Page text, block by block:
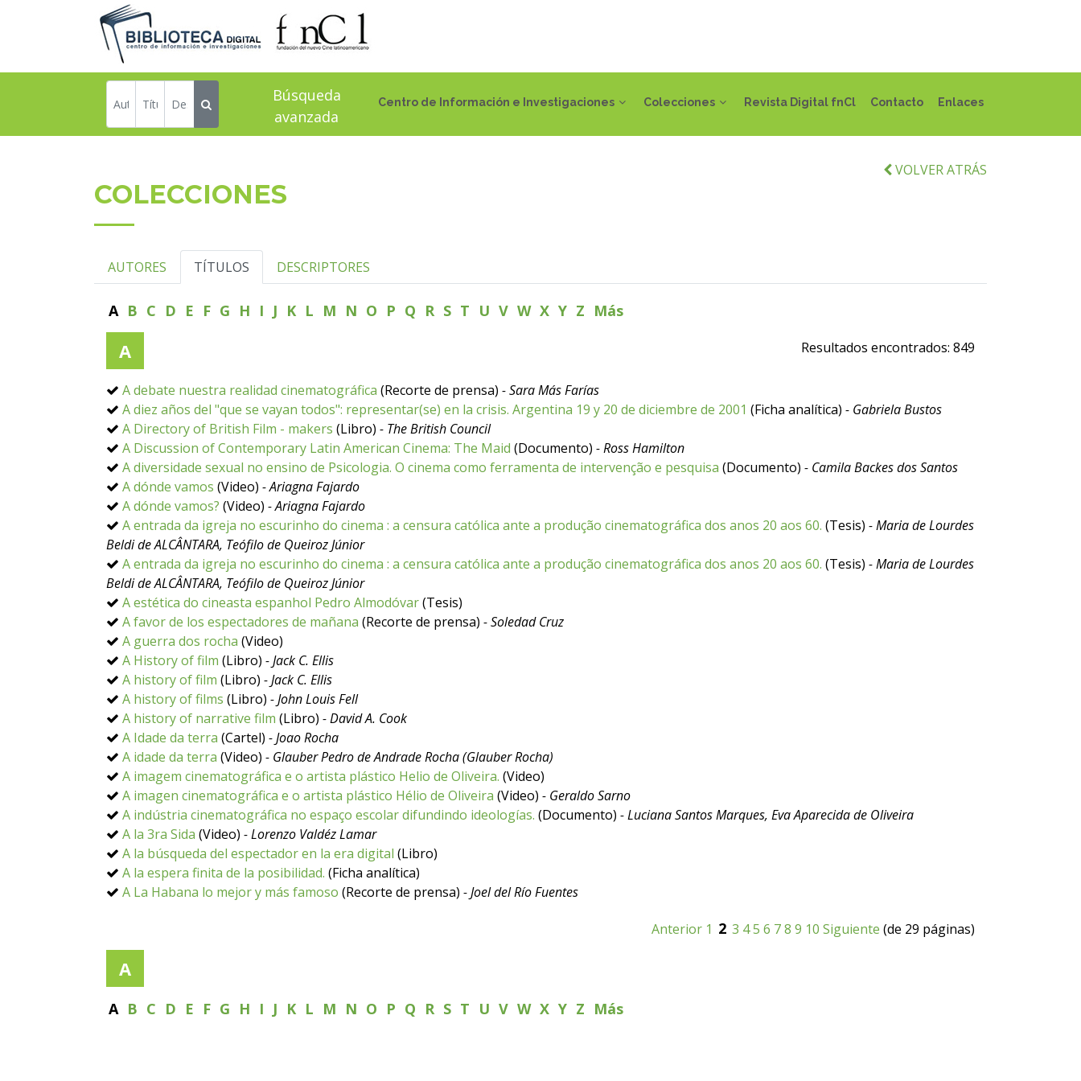
Centro de Información e Investigaciones Colecciones Revista Digital fnCl Contacto Enlaces
Búsqueda
avanzada
VOLVER ATRÁS
COLECCIONES
AUTORES TÍTULOS DESCRIPTORES
A B C D E F G H I J K L M N O P Q R S T U V W X Y Z Más
A Resultados encontrados: 849
A debate nuestra realidad cinematográfica (Recorte de prensa) - Sara Más Farías
A diez años del "que se vayan todos": representar(se) en la crisis. Argentina 19 y 20 de diciembre de 2001 (Ficha analítica) - Gabriela Bustos
A Directory of British Film - makers (Libro) - The British Council
A Discussion of Contemporary Latin American Cinema: The Maid (Documento) - Ross Hamilton
A diversidade sexual no ensino de Psicologia. O cinema como ferramenta de intervenção e pesquisa (Documento) - Camila Backes dos Santos
A dónde vamos (Video) - Ariagna Fajardo
A dónde vamos? (Video) - Ariagna Fajardo
A entrada da igreja no escurinho do cinema : a censura católica ante a produção cinematográfica dos anos 20 aos 60. (Tesis) - Maria de Lourdes
Beldi de ALCÂNTARA, Teófilo de Queiroz Júnior
A entrada da igreja no escurinho do cinema : a censura católica ante a produção cinematográfica dos anos 20 aos 60. (Tesis) - Maria de Lourdes
Beldi de ALCÂNTARA, Teófilo de Queiroz Júnior
A estética do cineasta espanhol Pedro Almodóvar(Tesis)
A favor de los espectadores de mañana (Recorte de prensa) - Soledad Cruz
A guerra dos rocha (Video)
A History of film (Libro) - Jack C. Ellis
A history of film (Libro) - Jack C. Ellis
A history of films (Libro) - John Louis Fell
A history of narrative film (Libro) - David A. Cook
A Idade da terra (Cartel) - Joao Rocha
A idade da terra (Video) - Glauber Pedro de Andrade Rocha (Glauber Rocha)
A imagem cinematográfica e o artista plástico Helio de Oliveira. (Video)
A imagen cinematográfica e o artista plástico Hélio de Oliveira (Video) - Geraldo Sarno
A indústria cinematográfica no espaço escolar difundindo ideologías. (Documento) - Luciana Santos Marques, Eva Aparecida de Oliveira
A la 3ra Sida (Video) - Lorenzo Valdéz Lamar
A la búsqueda del espectador en la era digital (Libro)
A la espera finita de la posibilidad. (Ficha analítica)
A La Habana lo mejor y más famoso (Recorte de prensa) - Joel del Río Fuentes
Anterior 1 2 3 45 6 78 9 10 Siguiente (de 29 páginas)
A
A B C D E F G H I J K L M N O P Q R S T U V W X Y Z Más